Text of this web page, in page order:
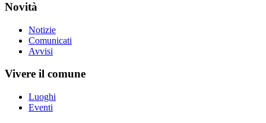
Novità
Notizie
Comunicati
Avvisi
Vivere il comune
Luoghi
Eventi